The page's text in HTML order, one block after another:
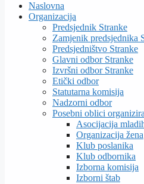
Naslovna
Organizacija
Predsjednik Stranke
Zamjenik predsjednika
Predsjedništvo Stranke
Glavni odbor Stranke
Izvršni odbor Stranke
Etički odbor
Statutarna komisija
Nadzorni odbor
Posebni oblici
Asocijacija
Organizacija žena
Klub poslanika
Klub odbornika
Izborna komisija
Izborni štab